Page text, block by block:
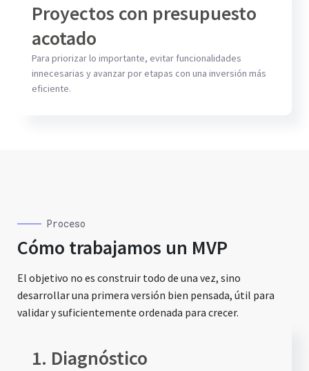
Proyectos con presupuesto
acotado
Para priorizar lo importante, evitar funcionalidades
innecesarias y avanzar por etapas con una inversión más
eficiente.
Proceso
Cómo trabajamos un MVP
El objetivo no es construir todo de una vez, sino
desarrollar una primera versión bien pensada, útil para
validar y suficientemente ordenada para crecer.
1. Diagnóstico